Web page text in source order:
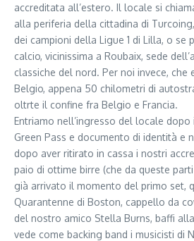
accreditata all’estero. Il locale si
alla periferia della cittadina di
dei campioni della Ligue 1 di Lilla, o se
calcio, vicinissima a Roubaix, sede
classiche del nord. Per noi invece, che
Belgio, appena 50 chilometri di
oltrte il confine fra Belgio e Francia.
Entriamo nell’ingresso del locale
Green Pass e documento di identità e
dopo aver ritirato in cassa i nostri
paio di ottime birre (che da queste
già arrivato il momento del primo set,
Quarantenne di Boston, cappello da
del nostro amico Stella Burns, baffi
vede come backing band i musicisti di